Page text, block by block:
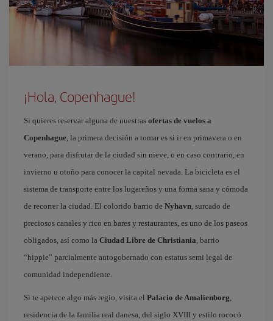
¡Hola, Copenhague!
Si quieres reservar alguna de nuestras ofertas de vuelos a
Copenhague, la primera decisión a tomar es si ir en primavera o en
verano, para disfrutar de la ciudad sin nieve, o en caso contrario, en
invierno u otoño para conocer la capital nevada. La bicicleta es el
sistema de transporte entre los lugareños y una forma sana y cómoda
de recorrer la ciudad. El colorido barrio de Nyhavn, surcado de
preciosos canales y rico en bares y restaurantes, es uno de los paseos
obligados, así como la Ciudad Libre de Christiania, barrio
“hippie” parcialmente autogobernado con estatus semi legal de
comunidad independiente.
Si te apetece algo más regio, visita el Palacio de Amalienborg,
residencia de la familia real danesa, del siglo XVIII y estilo rococó.